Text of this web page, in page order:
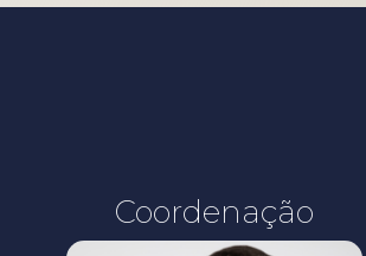
Coordenação